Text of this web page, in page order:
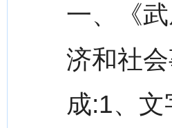
一、《
济和社
成:1、